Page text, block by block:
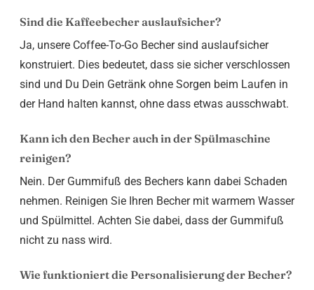
Sind die Kaffeebecher auslaufsicher?
Ja, unsere Coffee-To-Go Becher sind auslaufsicher
konstruiert. Dies bedeutet, dass sie sicher verschlossen
sind und Du Dein Getränk ohne Sorgen beim Laufen in
der Hand halten kannst, ohne dass etwas ausschwabt.
Kann ich den Becher auch in der Spülmaschine
reinigen?
Nein. Der Gummifuß des Bechers kann dabei Schaden
nehmen. Reinigen Sie Ihren Becher mit warmem Wasser
und Spülmittel. Achten Sie dabei, dass der Gummifuß
nicht zu nass wird.
Wie funktioniert die Personalisierung der Becher?